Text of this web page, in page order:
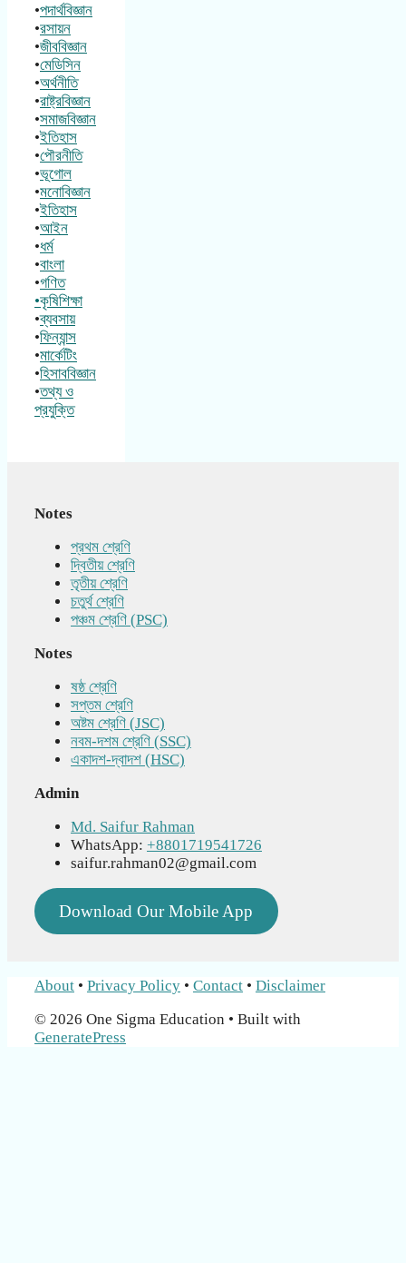
•পদার্থবিজ্ঞান
•রসায়ন
•জীববিজ্ঞান
•মেডিসিন
•অর্থনীতি
•রাষ্ট্রবিজ্ঞান
•সমাজবিজ্ঞান
•ইতিহাস
•পৌরনীতি
•ভূগোল
•মনোবিজ্ঞান
•ইতিহাস
•আইন
•ধর্ম
•বাংলা
•গণিত
•কৃষিশিক্ষা
•ব্যবসায়
•ফিন্যান্স
•মার্কেটিং
•হিসাববিজ্ঞান
•তথ্য ও
প্রযুক্তি
Notes
প্রথম শ্রেণি
দ্বিতীয় শ্রেণি
তৃতীয় শ্রেণি
চতুর্থ শ্রেণি
পঞ্চম শ্রেণি (PSC)
Notes
ষষ্ঠ শ্রেণি
সপ্তম শ্রেণি
অষ্টম শ্রেণি (JSC)
নবম-দশম শ্রেণি (SSC)
একাদশ-দ্বাদশ (HSC)
Admin
Md. Saifur Rahman
WhatsApp: +8801719541726
saifur.rahman02@gmail.com
Download Our Mobile App
About • Privacy Policy • Contact • Disclaimer
© 2026 One Sigma Education • Built with
GeneratePress